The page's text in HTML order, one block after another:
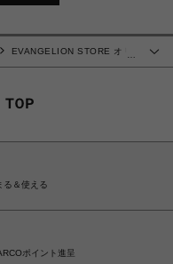
EVANGELION STORE オリ
る＆使える
ポイント進呈